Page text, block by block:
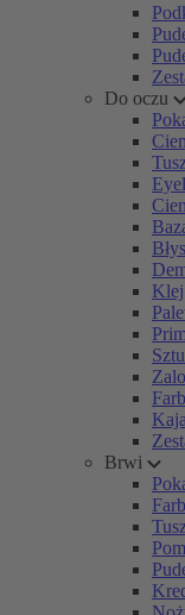
Do oczu
Klej
Brwi